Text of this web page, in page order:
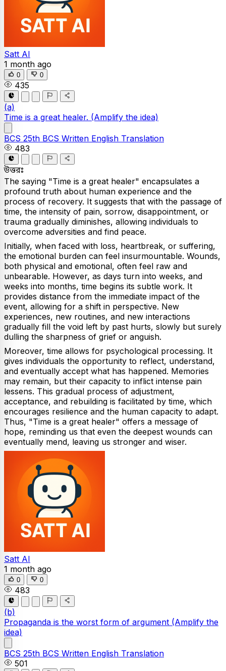
Satt AI
1 month ago
0 0
435
(a)
Time is a great healer. (Amplify the idea)
BCS 25th BCS Written English Translation
483
উত্তরঃ
The saying "Time is a great healer" encapsulates a
profound truth about human experience and the
process of recovery. It suggests that with the passage of
time, the intensity of pain, sorrow, disappointment, or
trauma gradually diminishes, allowing individuals to
overcome adversities and find peace.
Initially, when faced with loss, heartbreak, or suffering,
the emotional burden can feel insurmountable. Wounds,
both physical and emotional, often feel raw and
unbearable. However, as days turn into weeks, and
weeks into months, time begins its subtle work. It
provides distance from the immediate impact of the
event, allowing for a shift in perspective. New
experiences, new routines, and new interactions
gradually fill the void left by past hurts, slowly but surely
dulling the sharpness of grief or anguish.
Moreover, time allows for psychological processing. It
gives individuals the opportunity to reflect, understand,
and eventually accept what has happened. Memories
may remain, but their capacity to inflict intense pain
lessens. This gradual process of adjustment,
acceptance, and rebuilding is facilitated by time, which
encourages resilience and the human capacity to adapt.
Thus, "Time is a great healer" offers a message of
hope, reminding us that even the deepest wounds can
eventually mend, leaving us stronger and wiser.
Satt AI
1 month ago
0 0
483
(b)
Propaganda is the worst form of argument (Amplify the
idea)
BCS 25th BCS Written English Translation
501